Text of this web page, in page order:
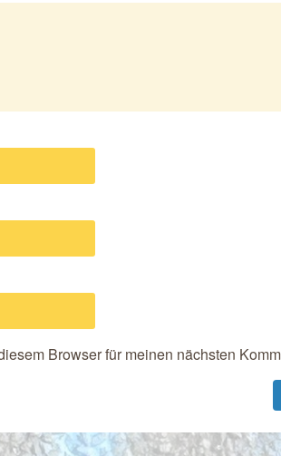
Browser für meinen nächsten